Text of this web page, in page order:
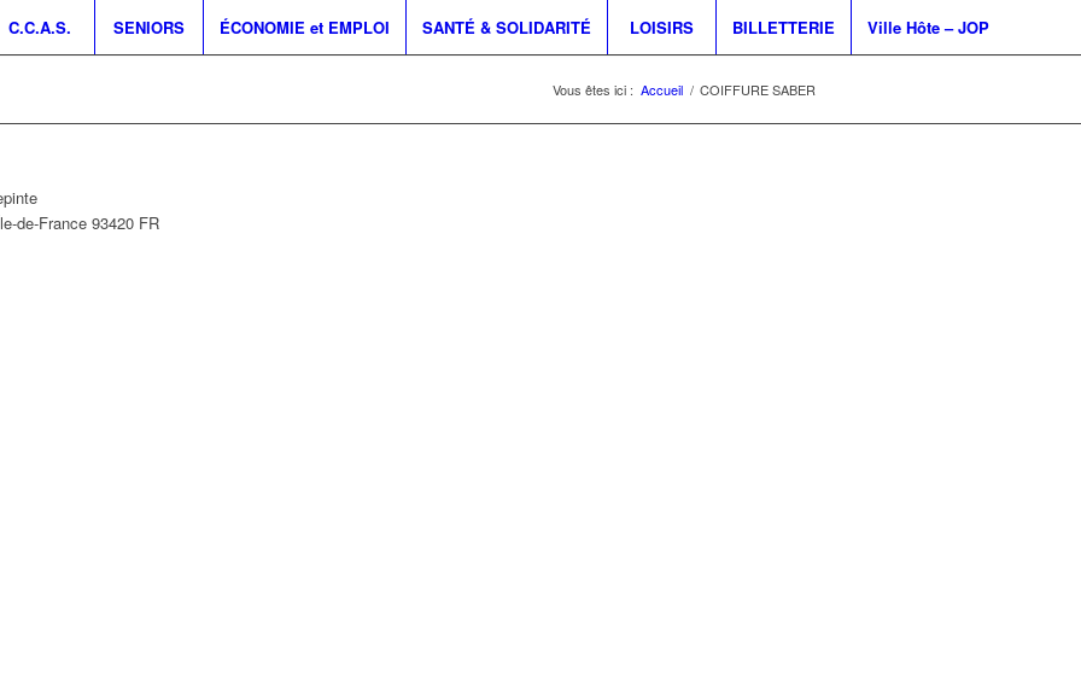
C.C.A.S. SENIORS ÉCONOMIE et EMPLOI SANTÉ & SOLIDARITÉ LOISIRS BILLETTERIE Ville Hôte – JOP
Vous êtes ici : Accueil / COIFFURE SABER
de-France 93420 FR